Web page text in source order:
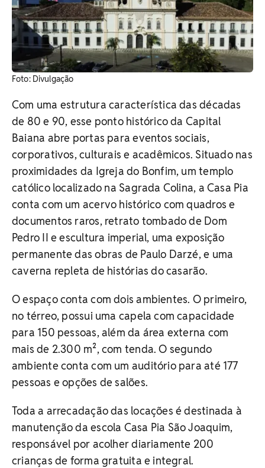
​Foto: Divulgação
Com uma estrutura característica das décadas
de 80 e 90, esse ponto histórico da Capital
Baiana abre portas para eventos sociais,
corporativos, culturais e acadêmicos. Situado nas
proximidades da Igreja do Bonfim, um templo
católico localizado na Sagrada Colina, a Casa Pia
conta com um acervo histórico com quadros e
documentos raros, retrato tombado de Dom
Pedro II e escultura imperial, uma exposição
permanente das obras de Paulo Darzé, e uma
caverna repleta de histórias do casarão.
O espaço conta com dois ambientes. O primeiro,
no térreo, possui uma capela com capacidade
para 150 pessoas, além da área externa com
mais de 2.300 m², com tenda. O segundo
ambiente conta com um auditório para até 177
pessoas e opções de salões.
Toda a arrecadação das locações é destinada à
manutenção da escola Casa Pia São Joaquim,
responsável por acolher diariamente 200
crianças de forma gratuita e integral.